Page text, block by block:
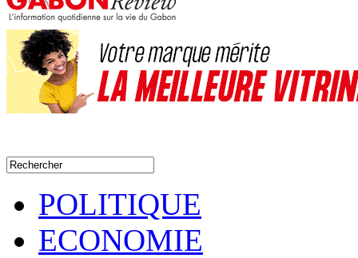
POLITIQUE
ECONOMIE